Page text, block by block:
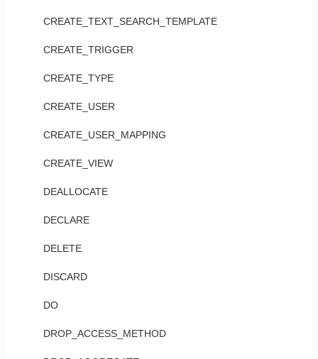
CREATE_TEXT_SEARCH_TEMPLATE
CREATE_TRIGGER
CREATE_TYPE
CREATE_USER
CREATE_USER_MAPPING
CREATE_VIEW
DEALLOCATE
DECLARE
DELETE
DISCARD
DO
DROP_ACCESS_METHOD